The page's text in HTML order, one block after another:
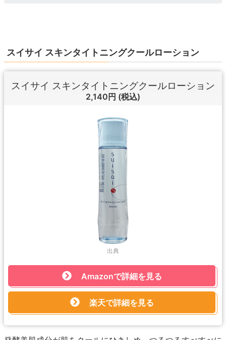
スイサイ スキンタイトニングクールローション
スイサイ スキンタイトニングクールローション
2,140円 (税込)
出典
Amazonで詳細を見る
楽天で詳細を見る